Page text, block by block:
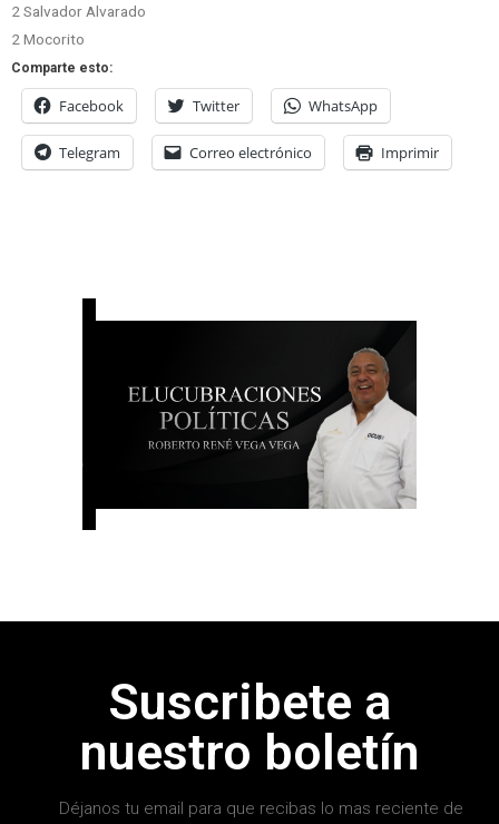
2 Salvador Alvarado
2 Mocorito
Comparte esto:
Facebook Twitter WhatsApp
Telegram Correo electrónico Imprimir
Suscribete a
nuestro boletín
Déjanos tu email para que recibas lo mas reciente de